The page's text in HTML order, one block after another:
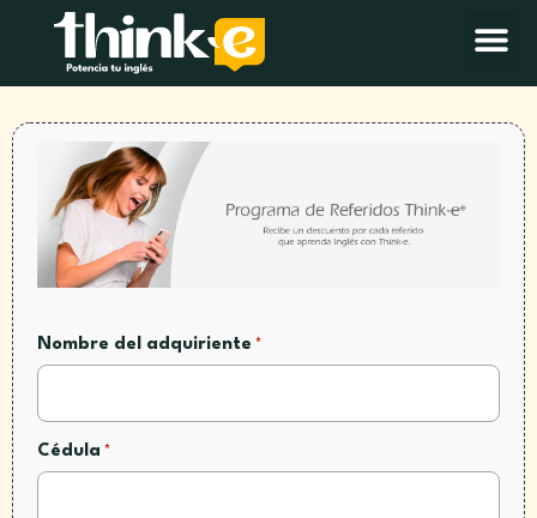
Nombre del adquiriente *
Cédula *